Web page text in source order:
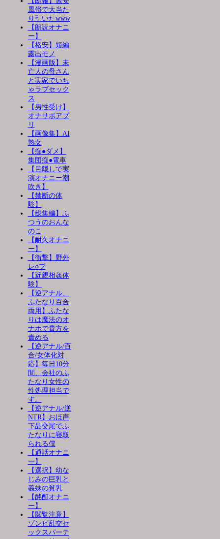
風俗で大当た
り引いたwww
【朗読オナニ
ー】
【格安】短編
露出モノ
【漫画版】未
亡人の母さん
と実家でいち
ゃラブセック
ス
【男性受け】
オナサポアプ
リ
【画像集】AI
熟女
【痴●ダメ】
集団痴●電車
【目隠しで実
演オナニー潮
吹き】
【禁断の体
験】
【総集編】ふ
つうのおんな
のこ
【耐久オナニ
ー】
【衝撃】野外
レ○プ
【近親相姦体
験】
【逆アナル、
ふたなり百合
両用】ふたな
りは魔法のオ
ナホで貴方を
責める
【逆アナル/百
合/女体化対
応】毎日10分
間、会社のふ
たなり女性の
性処理担当で
す。
【逆アナル/逆
NTR】おほ声
下品交尾でふ
たなりに寝取
られる僕
【通話オナニ
ー】
【選択】幼な
じみの巨乳と
義妹の貧乳
【酩酊オナニ
ー】
【閲覧注意】
ゾンビ乱交セ
ックスパーテ